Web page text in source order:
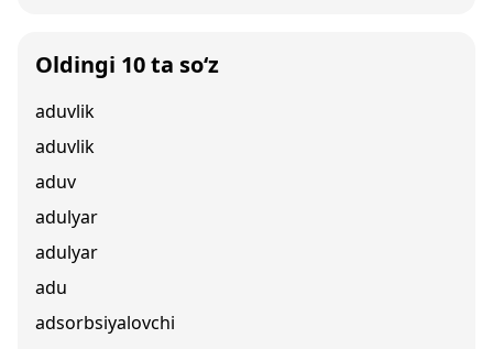
Oldingi 10 ta so‘z
aduvlik
aduvlik
aduv
adulyar
adulyar
adu
adsorbsiyalovchi